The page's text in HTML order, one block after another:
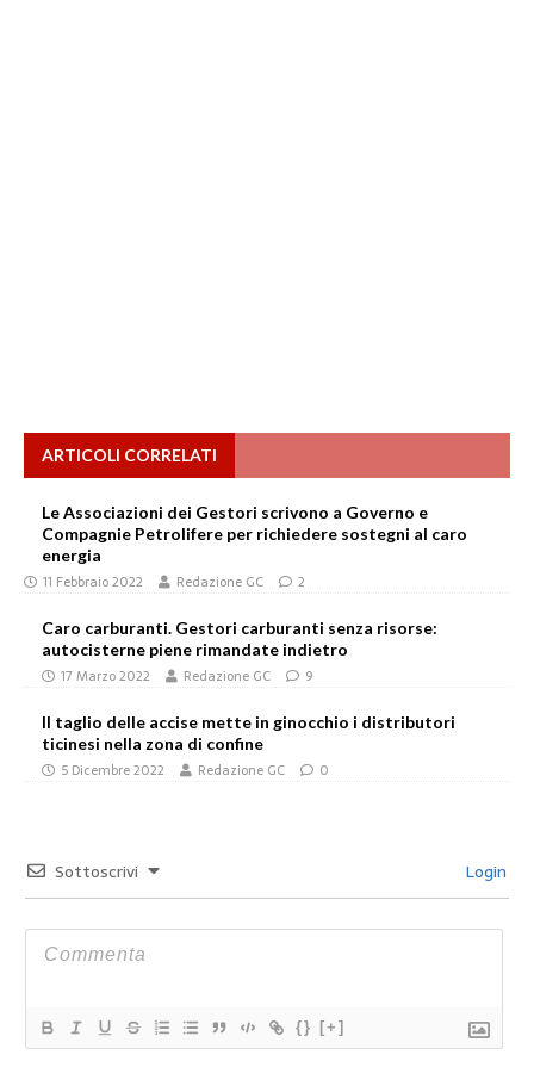
ARTICOLI CORRELATI
Le Associazioni dei Gestori scrivono a Governo e
Compagnie Petrolifere per richiedere sostegni al caro
energia
11 Febbraio 2022 Redazione GC 2
Caro carburanti. Gestori carburanti senza risorse:
autocisterne piene rimandate indietro
17 Marzo 2022 Redazione GC 9
Il taglio delle accise mette in ginocchio i distributori
ticinesi nella zona di confine
5 Dicembre 2022 Redazione GC 0
Sottoscrivi Login
{} [+]